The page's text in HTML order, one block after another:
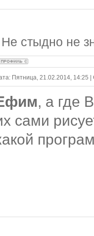
Не стыдно не
Пятница, 21.02.2014, 14:25
, а где
сами